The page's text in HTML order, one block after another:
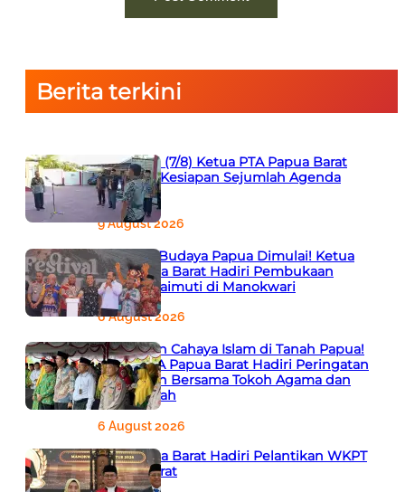
Berita terkini
Apel Sore (7/8) Ketua PTA Papua Barat
Ingatkan Kesiapan Sejumlah Agenda
Penting
9 August 2026
Semarak Budaya Papua Dimulai! Ketua
PTA Papua Barat Hadiri Pembukaan
Festival Raimuti di Manokwari
6 August 2026
666 Tahun Cahaya Islam di Tanah Papua!
Ketua PTA Papua Barat Hadiri Peringatan
Bersejarah Bersama Tokoh Agama dan
Pemerintah
6 August 2026
PTA Papua Barat Hadiri Pelantikan WKPT
Papua Barat